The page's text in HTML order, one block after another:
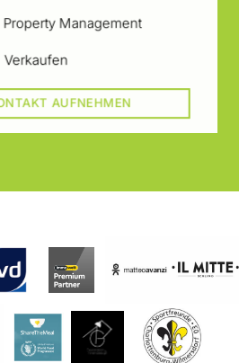
Property Management
AUFNEHMEN